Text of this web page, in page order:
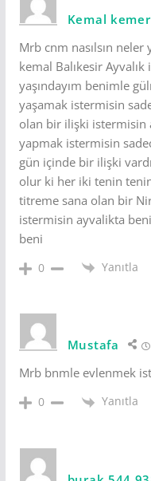
Kemal kemer
Mrb cnm nasılsın
kemal Balıkesir
yaşındayım benimle
yaşamak istermisin
olan bir ilişki
yapmak istermisin
gün içinde bir ilişki
olur ki her iki tenin
titreme sana olan bir
istermisin ayvalikta
beni
0 Yanıtla
Mustafa
Mrb bnmle evlenmek
0 Yanıtla